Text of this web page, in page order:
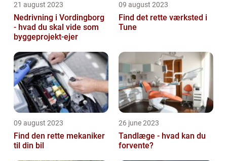
21 august 2023
Nedrivning i Vordingborg
- hvad du skal vide som
byggeprojekt-ejer
09 august 2023
Find det rette værksted i
Tune
09 august 2023
Find den rette mekaniker
til din bil
26 june 2023
Tandlæge - hvad kan du
forvente?